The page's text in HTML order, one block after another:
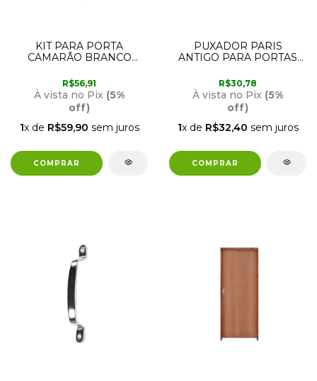
KIT PARA PORTA
CAMARÃO BRANCO
R$56,91
À vista no Pix (5%
off)
1x de R$59,90 sem juros
PUXADOR PARIS
ANTIGO PARA PORTAS
R$30,78
À vista no Pix (5%
off)
1x de R$32,40 sem juros